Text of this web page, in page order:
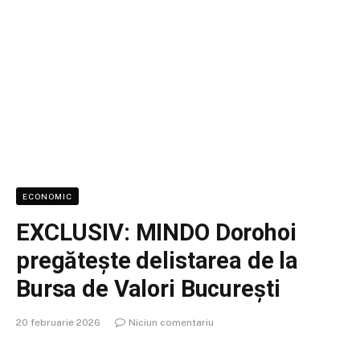
ECONOMIC
EXCLUSIV: MINDO Dorohoi
pregătește delistarea de la
Bursa de Valori București
20 februarie 2026 Niciun comentariu